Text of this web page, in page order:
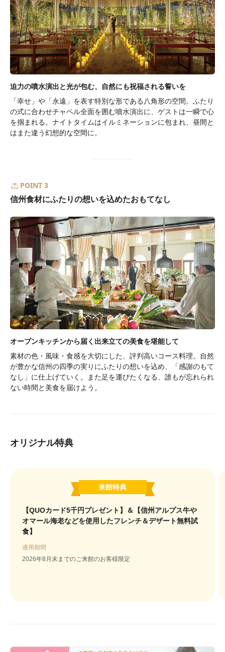
迫力の噴水演出と光が包む、自然にも祝福される誓いを
「幸せ」や「永遠」を表す特別な形である八角形の空間。ふたり
の式に合わせチャペル全面を囲む噴水演出に、ゲストは一瞬で心
を掴まれる。ナイトタイムはイルミネーションに包まれ、昼間と
はまた違う幻想的な空間に。
POINT 3
信州食材にふたりの想いを込めたおもてなし
オープンキッチンから届く出来立ての美食を堪能して
素材の色・風味・食感を大切にした、評判高いコース料理。自然
が豊かな信州の四季の実りにふたりの想いを込め、「感謝のもて
なし」に仕上げていく。また足を運びたくなる、誰もが忘れられ
ない時間と美食を届けよう。
オリジナル特典
来館特典
【QUOカード5千円プレゼント】＆【信州アルプス牛や
オマール海老などを使用したフレンチ＆デザート無料試
食】
適用期間
2026年8月末までのご来館のお客様限定